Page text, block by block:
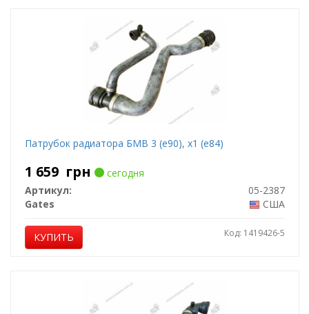
Патрубок радиатора БМВ 3 (е90), х1 (е84)
1 659 грн
сегодня
Артикул:
05-2387
Gates
США
КУПИТЬ Код: 1419426-5